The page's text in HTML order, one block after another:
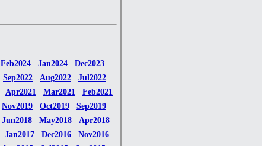
Feb2024 Jan2024
Dec2023
Sep2022 Aug2022
Jul2022
Apr2021 Mar2021
Feb2021
Nov2019 Oct2019
Sep2019
Jun2018 May2018
Apr2018
Jan2017 Dec2016
Nov2016